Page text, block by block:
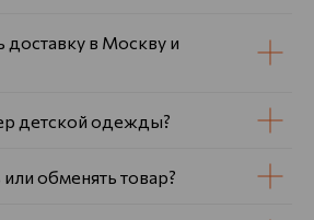
доставку в Москву и
детской одежды?
обменять товар?